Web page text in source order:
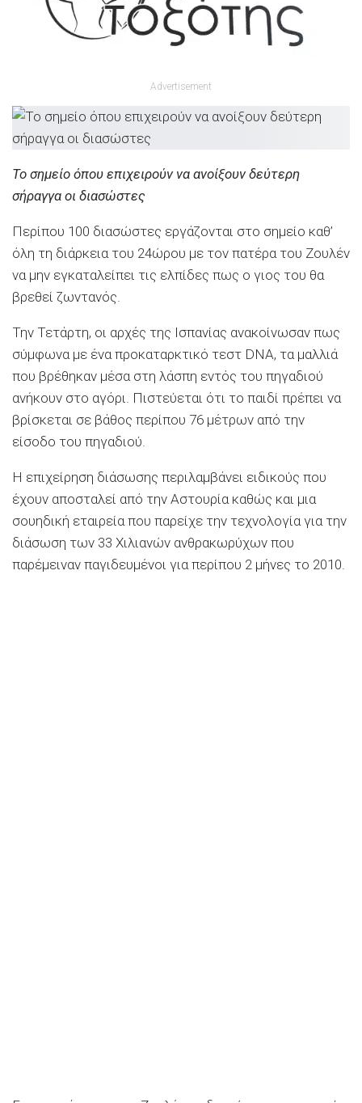
Advertisement
Το σημείο όπου επιχειρούν να ανοίξουν δεύτερη
σήραγγα οι διασώστες
Περίπου 100 διασώστες εργάζονται στο σημείο καθ’
όλη τη διάρκεια του 24ώρου με τον πατέρα του Ζουλέν
να μην εγκαταλείπει τις ελπίδες πως ο γιος του θα
βρεθεί ζωντανός.
Την Τετάρτη, οι αρχές της Ισπανίας ανακοίνωσαν πως
σύμφωνα με ένα προκαταρκτικό τεστ DNA, τα μαλλιά
που βρέθηκαν μέσα στη λάσπη εντός του πηγαδιού
ανήκουν στο αγόρι. Πιστεύεται ότι το παιδί πρέπει να
βρίσκεται σε βάθος περίπου 76 μέτρων από την
είσοδο του πηγαδιού.
Η επιχείρηση διάσωσης περιλαμβάνει ειδικούς που
έχουν αποσταλεί από την Αστουρία καθώς και μια
σουηδική εταιρεία που παρείχε την τεχνολογία για την
διάσωση των 33 Χιλιανών ανθρακωρύχων που
παρέμειναν παγιδευμένοι για περίπου 2 μήνες το 2010.